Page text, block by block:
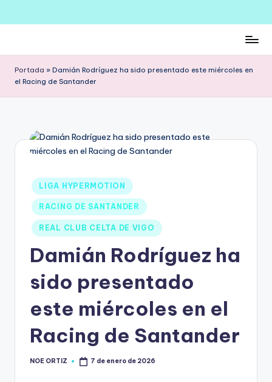
Saltar
contenido
Portada » Damián Rodríguez ha sido presentado este miércoles en
el Racing de Santander
LIGA HYPERMOTION
RACING DE SANTANDER
REAL CLUB CELTA DE VIGO
Damián Rodríguez ha
sido presentado
este miércoles en el
Racing de Santander
NOE ORTIZ 7 de enero de 2026